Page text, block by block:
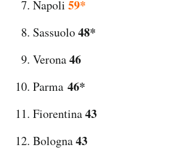
Napoli 59*
Sassuolo48*
Verona46
Parma 46*
Fiorentina43
Bologna43